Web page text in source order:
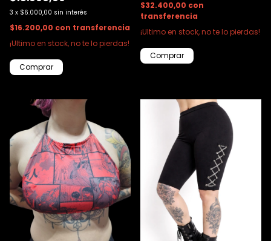
3 x $6.000,00 sin interés
$16.200,00 con transferencia
¡Ultimo en stock, no te lo pierdas!
Comprar
$32.400,00 con
transferencia
¡Ultimo en stock, no te lo pierdas!
Comprar